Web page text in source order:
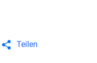
Teilen